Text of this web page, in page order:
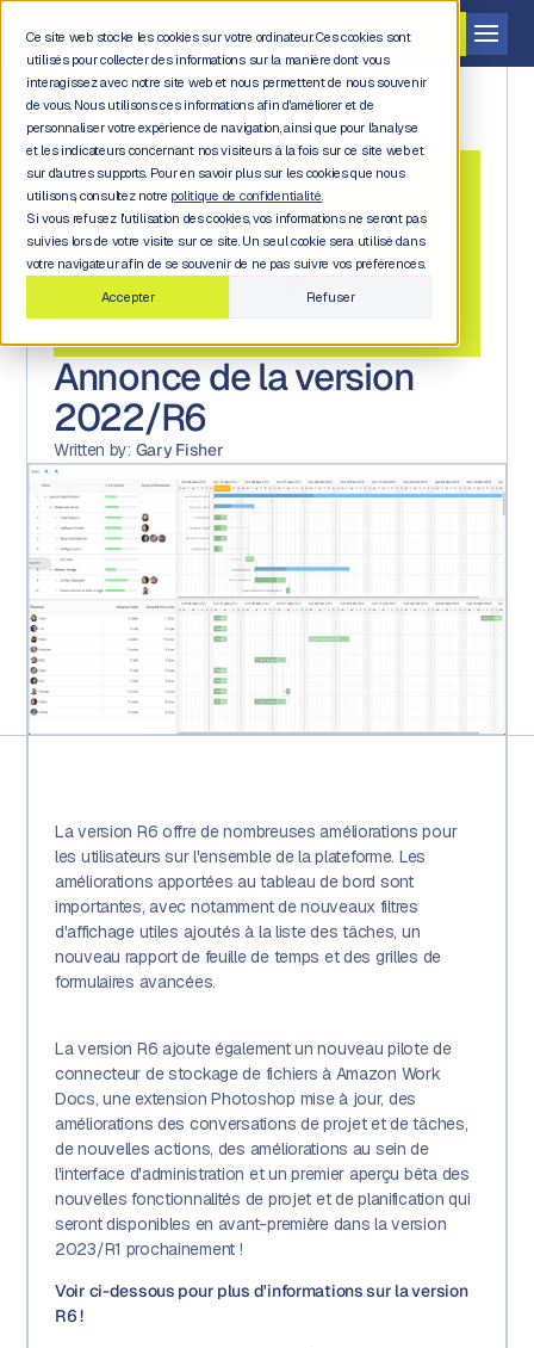
Ce site web stocke les cookies sur votre ordinateur. Ces cookies sont
utilisés pour collecter des informations sur la manière dont vous
interagissez avec notre site web et nous permettent de nous souvenir
de vous. Nous utilisons ces informations afin d'améliorer et de
personnaliser votre expérience de navigation, ainsi que pour l'analyse
et les indicateurs concernant nos visiteurs à la fois sur ce site web et
sur d'autres supports. Pour en savoir plus sur les cookies que nous
utilisons, consultez notre politique de confidentialité.
Si vous refusez l'utilisation des cookies, vos informations ne seront pas
suivies lors de votre visite sur ce site. Un seul cookie sera utilisé dans
votre navigateur afin de se souvenir de ne pas suivre vos préférences.
Accepter
Refuser
Demander une démo
Back to
blog
Annonce de la version
2022/R6
Written by: Gary Fisher
La version R6 offre de nombreuses améliorations pour
les utilisateurs sur l'ensemble de la plateforme. Les
améliorations apportées au tableau de bord sont
importantes, avec notamment de nouveaux filtres
d'affichage utiles ajoutés à la liste des tâches, un
nouveau rapport de feuille de temps et des grilles de
formulaires avancées.
La version R6 ajoute également un nouveau pilote de
connecteur de stockage de fichiers à Amazon Work
Docs, une extension Photoshop mise à jour, des
améliorations des conversations de projet et de tâches,
de nouvelles actions, des améliorations au sein de
l'interface d'administration et un premier aperçu bêta des
nouvelles fonctionnalités de projet et de planification qui
seront disponibles en avant-première dans la version
2023/R1 prochainement !
Voir ci-dessous pour plus d'informations sur la version
R6 !